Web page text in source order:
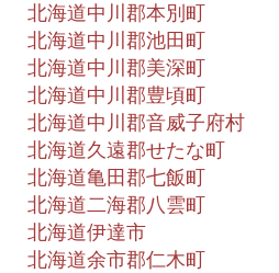
北海道中川郡本別町
北海道中川郡池田町
北海道中川郡美深町
北海道中川郡豊頃町
北海道中川郡音威子府村
北海道久遠郡せたな町
北海道亀田郡七飯町
北海道二海郡八雲町
北海道伊達市
北海道余市郡仁木町